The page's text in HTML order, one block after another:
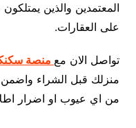
المعتمدين والذين
على العقارات.
تواصل الان مع منصة
منزلك قبل الشراء
من اي عيوب او اضرار